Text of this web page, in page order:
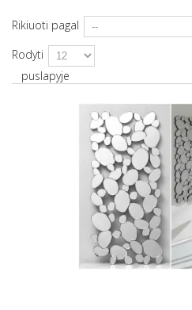
Rikiuoti pagal
Rodyti
puslapyje